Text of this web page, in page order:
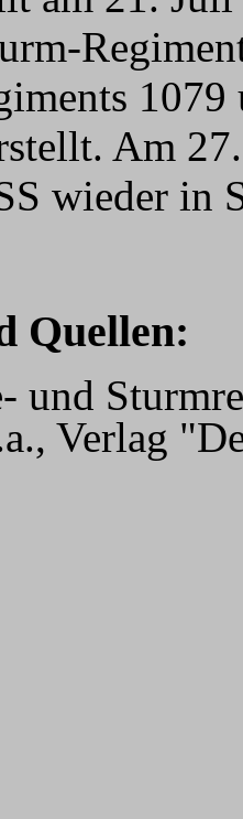
Am
wieder in
Quellen:
und
Verlag